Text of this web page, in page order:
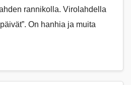
rannikolla. Virolahdella
On hanhia ja muita